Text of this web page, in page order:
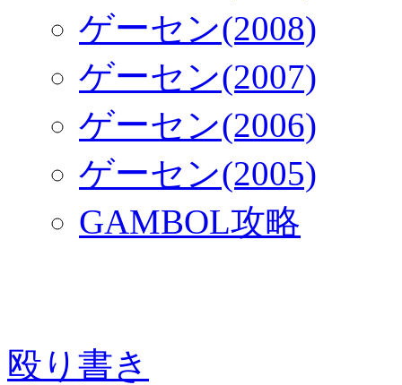
ゲーセン(2008)
ゲーセン(2007)
ゲーセン(2006)
ゲーセン(2005)
GAMBOL攻略
殴り書き